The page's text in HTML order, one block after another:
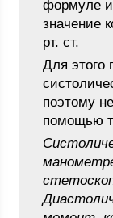
формуле и
значение
рт. ст.
Для этого
поэтому
помощью